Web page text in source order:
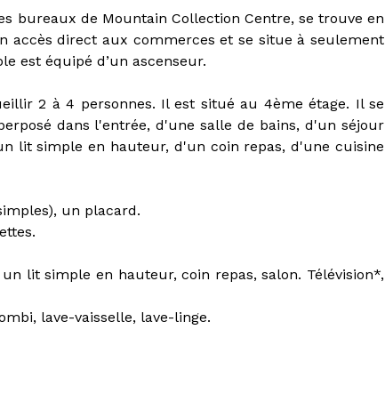
bureaux de Mountain Collection Centre, se trouve en
accès direct aux commerces et se situe à seulement
est équipé d’un ascenseur.
2 à 4 personnes. Il est situé au 4ème étage. Il se
dans l'entrée, d'une salle de bains, d'un séjour
lit simple en hauteur, d'un coin repas, d'une cuisine
un placard.
lit simple en hauteur, coin repas, salon. Télévision*,
lave-vaisselle, lave-linge.